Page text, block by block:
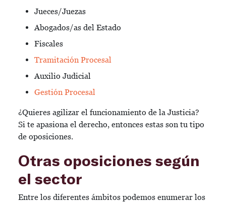
Jueces/Juezas
Abogados/as del Estado
Fiscales
Tramitación Procesal
Auxilio Judicial
Gestión Procesal
¿Quieres agilizar el funcionamiento de la Justicia?
Si te apasiona el derecho, entonces estas son tu tipo
de oposiciones.
Otras oposiciones según
el sector
Entre los diferentes ámbitos podemos enumerar los